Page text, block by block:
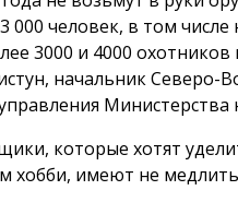
000 человек, в том
3000 и 4000
начальник Северо-
Министерства
которые хотят
хобби, имеют не